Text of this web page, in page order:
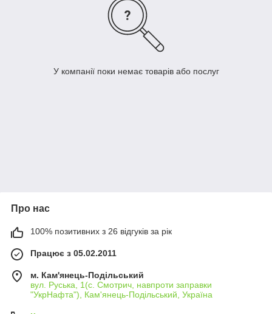
У компанії поки немає товарів або послуг
Про нас
100% позитивних з 26 відгуків за рік
Працює з 05.02.2011
м. Кам'янець-Подільський
вул. Руська, 1(с. Смотрич, навпроти заправки
"УкрНафта"), Кам'янець-Подільський, Україна